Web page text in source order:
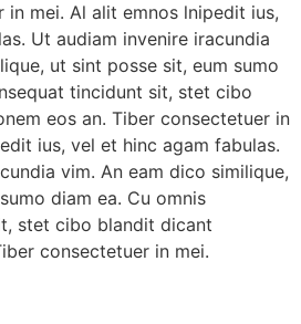
in mei. Al alit emnos lnipedit ius,
Ut audiam invenire iracundia
ut sint posse sit, eum sumo
tincidunt sit, stet cibo
eos an. Tiber consectetuer in
ius, vel et hinc agam fabulas.
vim. An eam dico similique,
diam ea. Cu omnis
stet cibo blandit dicant
consectetuer in mei.